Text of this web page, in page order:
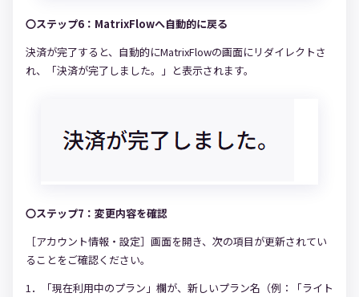
〇ステップ6：MatrixFlowへ自動的に戻る
決済が完了すると、自動的にMatrixFlowの画面にリダイレクトさ
れ、「決済が完了しました。」と表示されます。
〇ステップ7：変更内容を確認
［アカウント情報・設定］画面を開き、次の項目が更新されてい
ることをご確認ください。
1．「現在利用中のプラン」欄が、新しいプラン名（例：「ライト